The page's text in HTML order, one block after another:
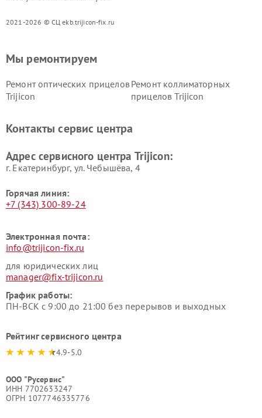
2021-2026 © СЦ ekb.trijicon-fix.ru
Мы ремонтируем
Ремонт оптических прицелов
Trijicon
Ремонт коллиматорных
прицелов Trijicon
Контакты сервис центра
Адрес сервисного центра Trijicon:
г. Екатеринбург, ул. Чебышёва, 4
Горячая линия:
+7 (343) 300-89-24
Электронная почта:
info@trijicon-fix.ru
для юридических лиц
manager@fix-trijicon.ru
График работы:
ПН-ВСК с 9:00 до 21:00 без перерывов и выходных
Рейтинг сервисного центра
4.9-5.0
ООО "Русервис"
ИНН 7702633247
ОГРН 1077746335776